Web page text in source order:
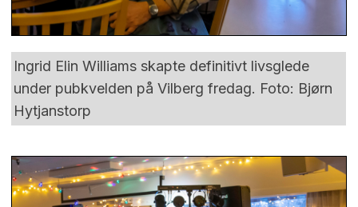
Ingrid Elin Williams skapte definitivt livsglede
under pubkvelden på Vilberg fredag. Foto: Bjørn
Hytjanstorp